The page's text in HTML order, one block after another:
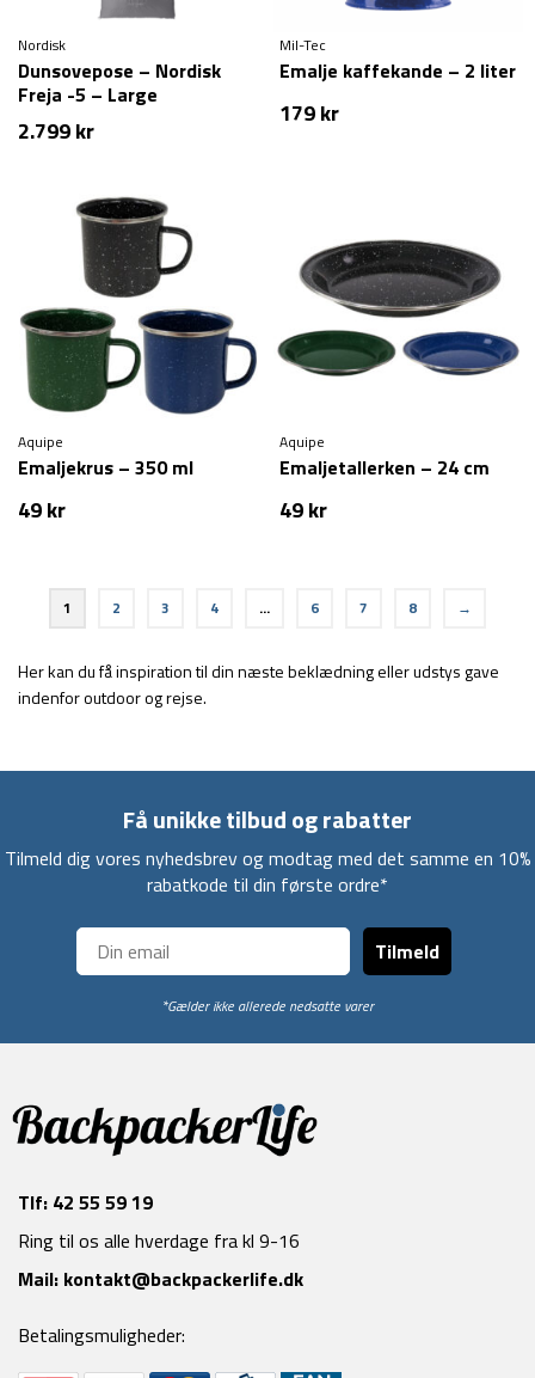
Nordisk
Dunsovepose – Nordisk
Freja -5 – Large
2.799kr
Mil-Tec
Emalje kaffekande – 2 liter
179kr
Aquipe
Emaljekrus – 350 ml
49kr
Aquipe
Emaljetallerken – 24 cm
49kr
1 2 3 4 … 6 7 8 →
Her kan du få inspiration til din næste beklædning eller udstys gave
indenfor outdoor og rejse.
Få unikke tilbud og rabatter
Tilmeld dig vores nyhedsbrev og modtag med det samme en 10%
rabatkode til din første ordre*
Tilmeld
*Gælder ikke allerede nedsatte varer
Tlf: 42 55 59 19
Ring til os alle hverdage fra kl 9-16
Mail: kontakt@backpackerlife.dk
Betalingsmuligheder: